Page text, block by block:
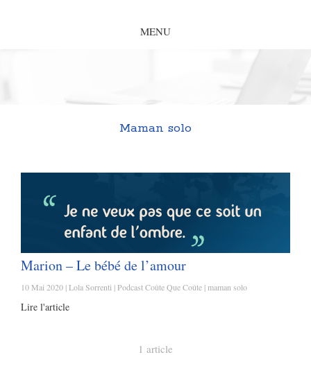
MENU
Maman solo
Marion – Le bébé de l’amour
10 Mai 2020 Lola Sorrenti Podcast Coûte Que Coûte maman solo
Lire l'article
1 article